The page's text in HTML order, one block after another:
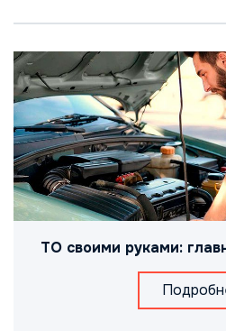
ТО своими руками: